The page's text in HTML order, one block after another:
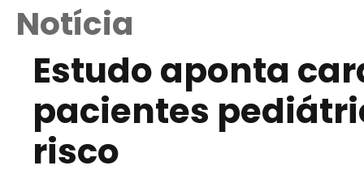
Notícia
Estudo aponta
pacientes
risco